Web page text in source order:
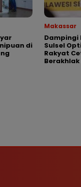
di
Makassar
Dampingi
Sulsel
Rakyat